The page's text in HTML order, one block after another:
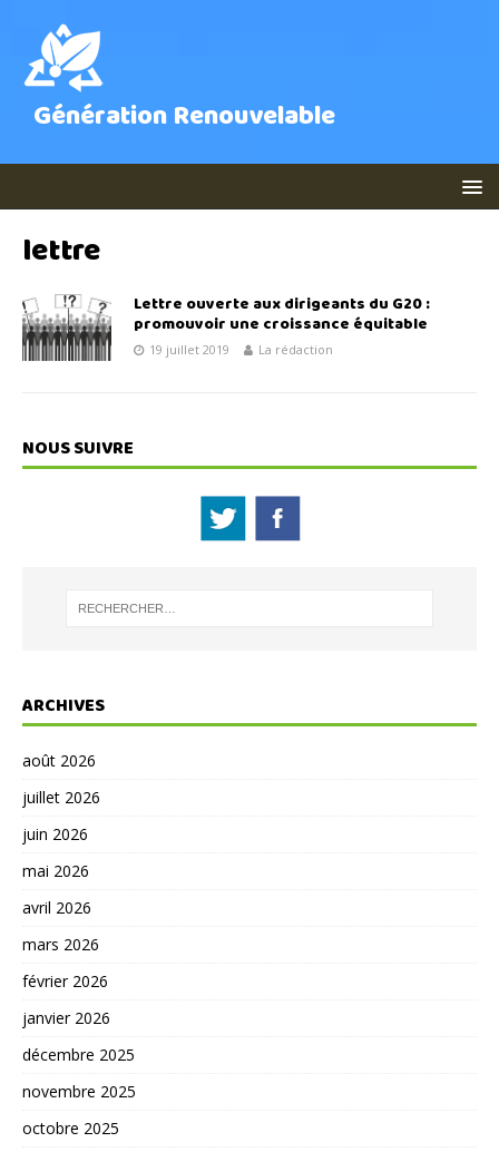
Génération Renouvelable
lettre
Lettre ouverte aux dirigeants du G20 :
promouvoir une croissance équitable
19 juillet 2019 La rédaction
NOUS SUIVRE
ARCHIVES
août 2026
juillet 2026
juin 2026
mai 2026
avril 2026
mars 2026
février 2026
janvier 2026
décembre 2025
novembre 2025
octobre 2025